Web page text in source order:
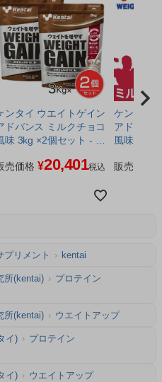
ンタイ ウエイトゲイン
ドバンス ミルクチョコ
味 3kg ×2個セット - 健
やす]
売価格 ¥20,401税込
ケンタイ
アドバン
風味
販売価格
プリメント kentai
所(kentai)
プロテイン
所(kentai) ウエイトアップ
イ)
プロテイン
イ) ウエイトアップ